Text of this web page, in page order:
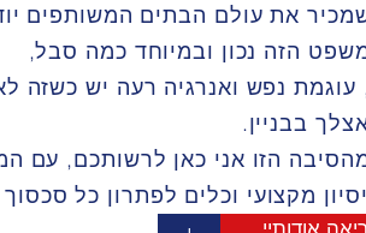
את עולם הבתים המשותפים
הזה נכון ובמיוחד כמה סבל,
עוגמת נפש ואנרגיה רעה יש כשזה
בבניין.
הזו אני כאן לרשותכם, עם
מקצועי וכלים לפתרון כל סכסוך
אודותיי